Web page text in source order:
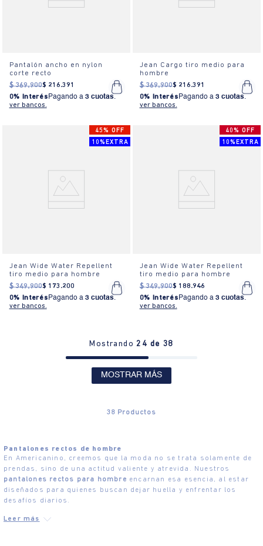
Pantalón ancho en nylon
corte recto
$ 369.900$ 216.391
0% Interés Pagando a 3 cuotas.
ver bancos.
Jean Cargo tiro medio para
hombre
$ 369.900$ 216.391
0% Interés Pagando a 3 cuotas.
ver bancos.
45% OFF
10%EXTRA
Jean Wide Water Repellent
tiro medio para hombre
$ 349.900$ 173 .200
0% Interés Pagando a 3 cuotas.
ver bancos.
40% OFF
10%EXTRA
Jean Wide Water Repellent
tiro medio para hombre
$ 349.900$ 188.946
0% Interés Pagando a 3 cuotas.
ver bancos.
Mostrando24 de 38
MOSTRAR MÁS
38 Productos
Pantalones rectos de hombre
En Americanino, creemos que la moda no se trata solamente de
prendas, sino de una actitud valiente y atrevida. Nuestros
pantalones rectos para hombre encarnan esa esencia, al estar
diseñados para quienes buscan dejar huella y enfrentar los
desafíos diarios.